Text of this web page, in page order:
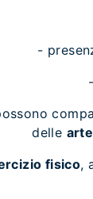
-
delle
fisico,